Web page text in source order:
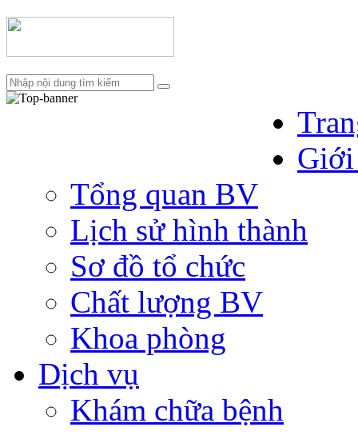
Tổng quan BV
Lịch sử hình thành
Sơ đồ tổ chức
Chất lượng BV
Khoa phòng
Dịch vụ
Khám chữa bệnh